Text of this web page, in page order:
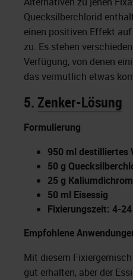
Quecksilberchlorid
einen positiven Effekt
zu. Es stehen
Verfügung, von denen
das vermutlich etwas
5. Zenker-Lösung
Formulierung
950 ml destilliertes
50 g
25 g
50 ml Eisessig
Fixierungszeit: 4-
Empfohlene
Mit diesem
gut erhalten, aber der